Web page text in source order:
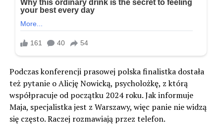
Podczas konferencji prasowej polska finalistka dostała
też pytanie o Alicję Nowicką, psycholożkę, z którą
współpracuje od początku 2024 roku. Jak informuje
Maja, specjalistka jest z Warszawy, więc panie nie widzą
się często. Raczej rozmawiają przez telefon.